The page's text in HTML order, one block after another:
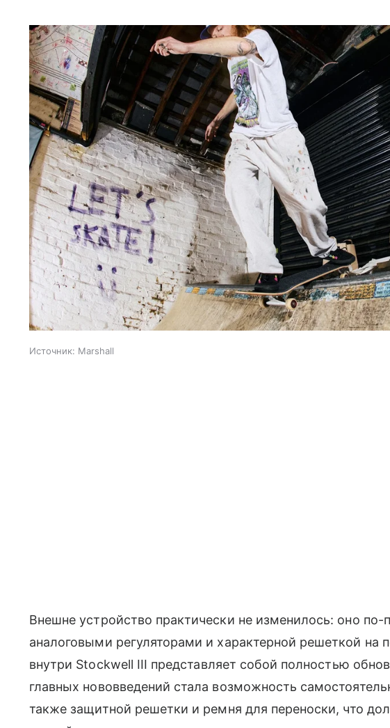
Источник: Marshall
Внешне устройство практически не изменилось: оно
аналоговыми регуляторами и характерной решеткой на
внутри Stockwell III представляет собой полностью
главных нововведений стала возможность
также защитной решетки и ремня для переноски, что